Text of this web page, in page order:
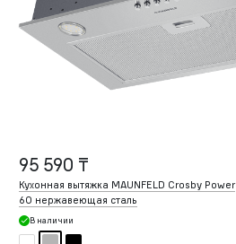
95 590 ₸
Кухонная вытяжка MAUNFELD Crosby Power
60 нержавеющая сталь
В наличии